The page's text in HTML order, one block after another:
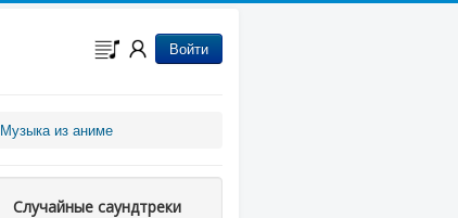
Войти
Музыка из аниме
Случайные саундтреки